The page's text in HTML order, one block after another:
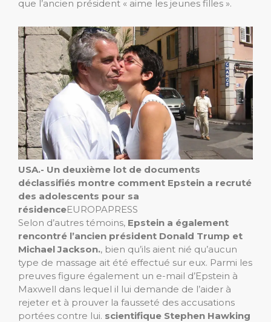
que l’ancien président « aime les jeunes filles ».
USA.- Un deuxième lot de documents
déclassifiés montre comment Epstein a recruté
des adolescents pour sa
résidenceEUROPAPRESS
Selon d’autres témoins, Epstein a également
rencontré l’ancien président Donald Trump et
Michael Jackson., bien qu’ils aient nié qu’aucun
type de massage ait été effectué sur eux. Parmi les
preuves figure également un e-mail d’Epstein à
Maxwell dans lequel il lui demande de l’aider à
rejeter et à prouver la fausseté des accusations
portées contre lui. scientifique Stephen Hawking